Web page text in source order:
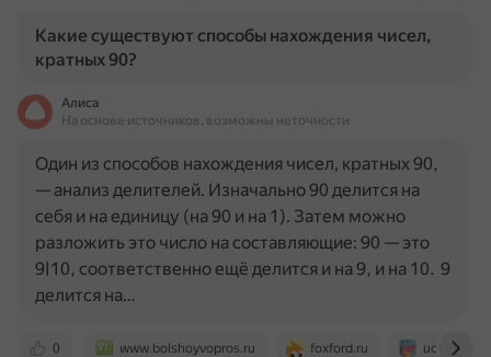
Какие существуют способы нахождения чисел,
кратных 90?
Алиса
На основе источников, возможны неточности
0 www.bolshoyvopros.ru foxford.ru uchi.ru
Один из способов нахождения чисел, кратных 90,
— анализ делителей. Изначально 90 делится на
себя и на единицу (на 90 и на 1). Затем можно
разложить это число на составляющие: 90 — это
9|10, соответственно ещё делится и на 9, и на 10. 9
делится на…